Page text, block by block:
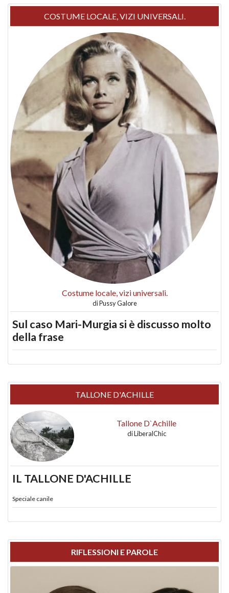
COSTUME LOCALE, VIZI UNIVERSALI.
Costume locale, vizi universali.
diPussy Galore
Sul caso Mari-Murgia si è discusso molto
della frase
TALLONE D'ACHILLE
Tallone D`Achille
diLiberalChic
IL TALLONE D'ACHILLE
Speciale canile
RIFLESSIONI E PAROLE